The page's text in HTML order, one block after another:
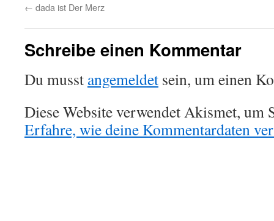
← dada ist Der Merz
Schreibe einen Kommentar
Du musst angemeldet sein, um einen
Diese Website verwendet Akismet, um
Erfahre, wie deine Kommentardaten